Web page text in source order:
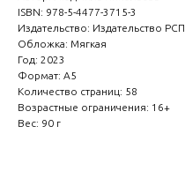
ISBN: 978-5-4477-3715-3
Издательство: Издательство РСП
Обложка: Мягкая
Год: 2023
Формат: А5
Количество страниц: 58
Возрастные ограничения: 16+
Вес: 90 г